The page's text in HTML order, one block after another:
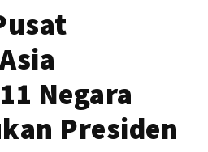
Negara
Presiden